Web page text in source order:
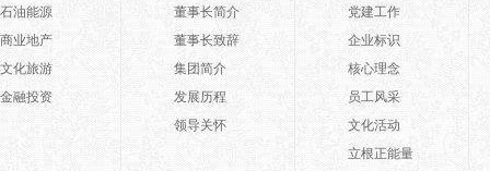
石油能源
商业地产
文化旅游
金融投资
董事长简介
董事长致辞
集团简介
发展历程
领导关怀
党建工作
企业标识
核心理念
员工风采
文化活动
立根正能量